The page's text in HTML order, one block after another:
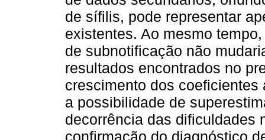
de sífilis, pode representar
existentes. Ao mesmo
de subnotificação não
resultados encontrados no
crescimento dos
a possibilidade de
decorrência das dificuldades
confirmação do diagnóstico